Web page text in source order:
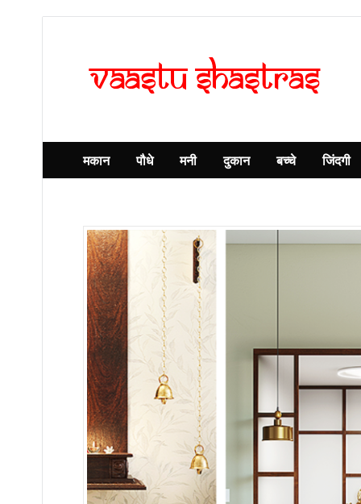
मकान पौधे मनी दुकान बच्चे जिंदगी